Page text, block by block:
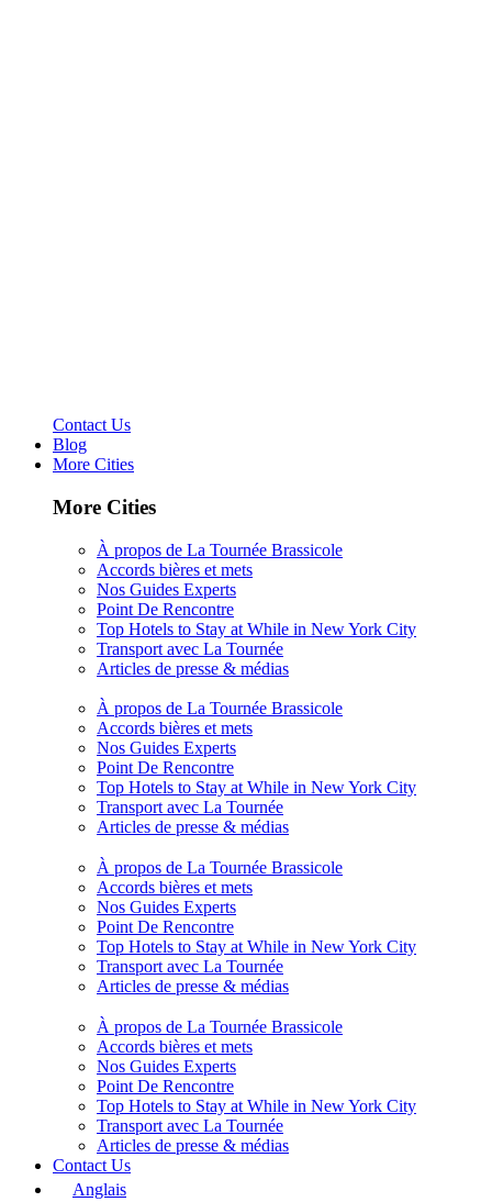
Contact Us
Blog
More Cities
More Cities
À propos de La Tournée Brassicole
Accords bières et mets
Nos Guides Experts
Point De Rencontre
Top Hotels to Stay at While in New York City
Transport avec La Tournée
Articles de presse & médias
À propos de La Tournée Brassicole
Accords bières et mets
Nos Guides Experts
Point De Rencontre
Top Hotels to Stay at While in New York City
Transport avec La Tournée
Articles de presse & médias
À propos de La Tournée Brassicole
Accords bières et mets
Nos Guides Experts
Point De Rencontre
Top Hotels to Stay at While in New York City
Transport avec La Tournée
Articles de presse & médias
À propos de La Tournée Brassicole
Accords bières et mets
Nos Guides Experts
Point De Rencontre
Top Hotels to Stay at While in New York City
Transport avec La Tournée
Articles de presse & médias
Contact Us
Anglais